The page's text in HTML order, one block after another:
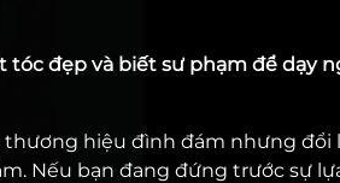
tóc đẹp và biết sư phạm để dạy
hiệu đình đám nhưng đổi
Nếu bạn đang đứng trước sự